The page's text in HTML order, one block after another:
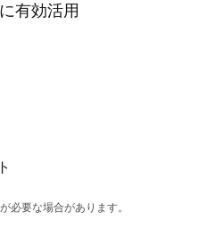
有効活用
必要な場合があります。